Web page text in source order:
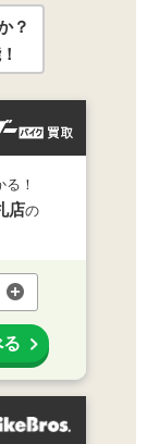
？
る！
店の